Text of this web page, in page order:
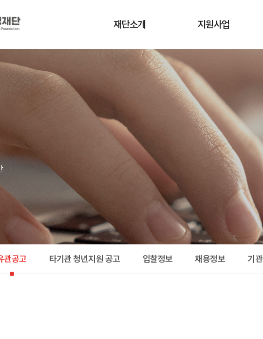
재단소개
CI·슬로건 소개
오시는 길
지원사업
청년상인 육성사업
창업단계
성장단계
도약단계
전통시장 디지털
역량강화 사업
관공고 타기관 청년지원 공고 입찰정보 채용정보 기